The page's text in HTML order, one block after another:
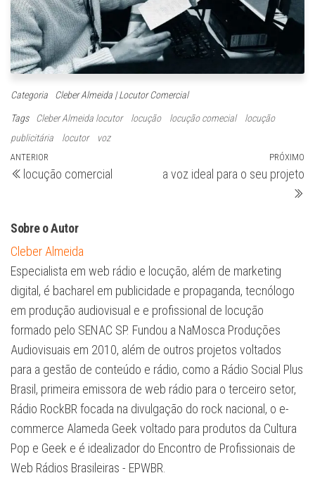
Categoria Cleber Almeida | Locutor Comercial
Tags Cleber Almeida locutor locução locução comecial
locução
publicitária
locutor voz
Navegação
de
Post
anterior
ANTERIOR
locução comercial
PRÓXIMO
a voz ideal para o seu projeto
Sobre o Autor
Cleber Almeida
Especialista em web rádio e locução, além de marketing
digital, é bacharel em publicidade e propaganda, tecnólogo
em produção audiovisual e e profissional de locução
formado pelo SENAC SP. Fundou a NaMosca Produções
Audiovisuais em 2010, além de outros projetos voltados
para a gestão de conteúdo e rádio, como a Rádio Social Plus
Brasil, primeira emissora de web rádio para o terceiro setor,
Rádio RockBR focada na divulgação do rock nacional, o e-
commerce Alameda Geek voltado para produtos da Cultura
Pop e Geek e é idealizador do Encontro de Profissionais de
Web Rádios Brasileiras - EPWBR.